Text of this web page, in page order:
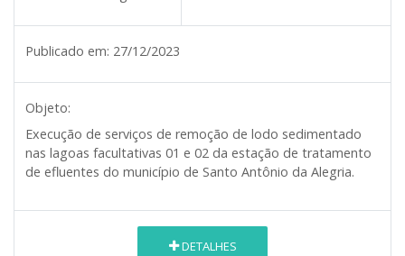
Publicado em: 27/12/2023
Objeto:
Execução de serviços de remoção de lodo sedimentado
nas lagoas facultativas 01 e 02 da estação de tratamento
de efluentes do município de Santo Antônio da Alegria.
DETALHES